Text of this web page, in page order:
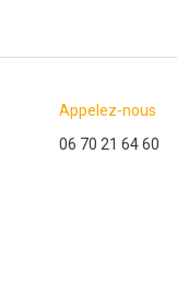
Appelez-nous
06 70 21 64 60